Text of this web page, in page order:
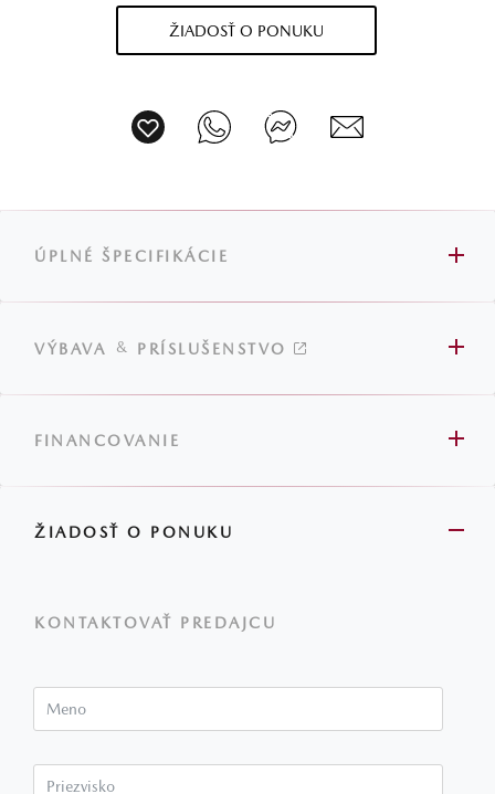
ŽIADOSŤ O PONUKU
ÚPLNÉ ŠPECIFIKÁCIE
VÝBAVA & PRÍSLUŠENSTVO
FINANCOVANIE
ŽIADOSŤ O PONUKU
KONTAKTOVAŤ PREDAJCU